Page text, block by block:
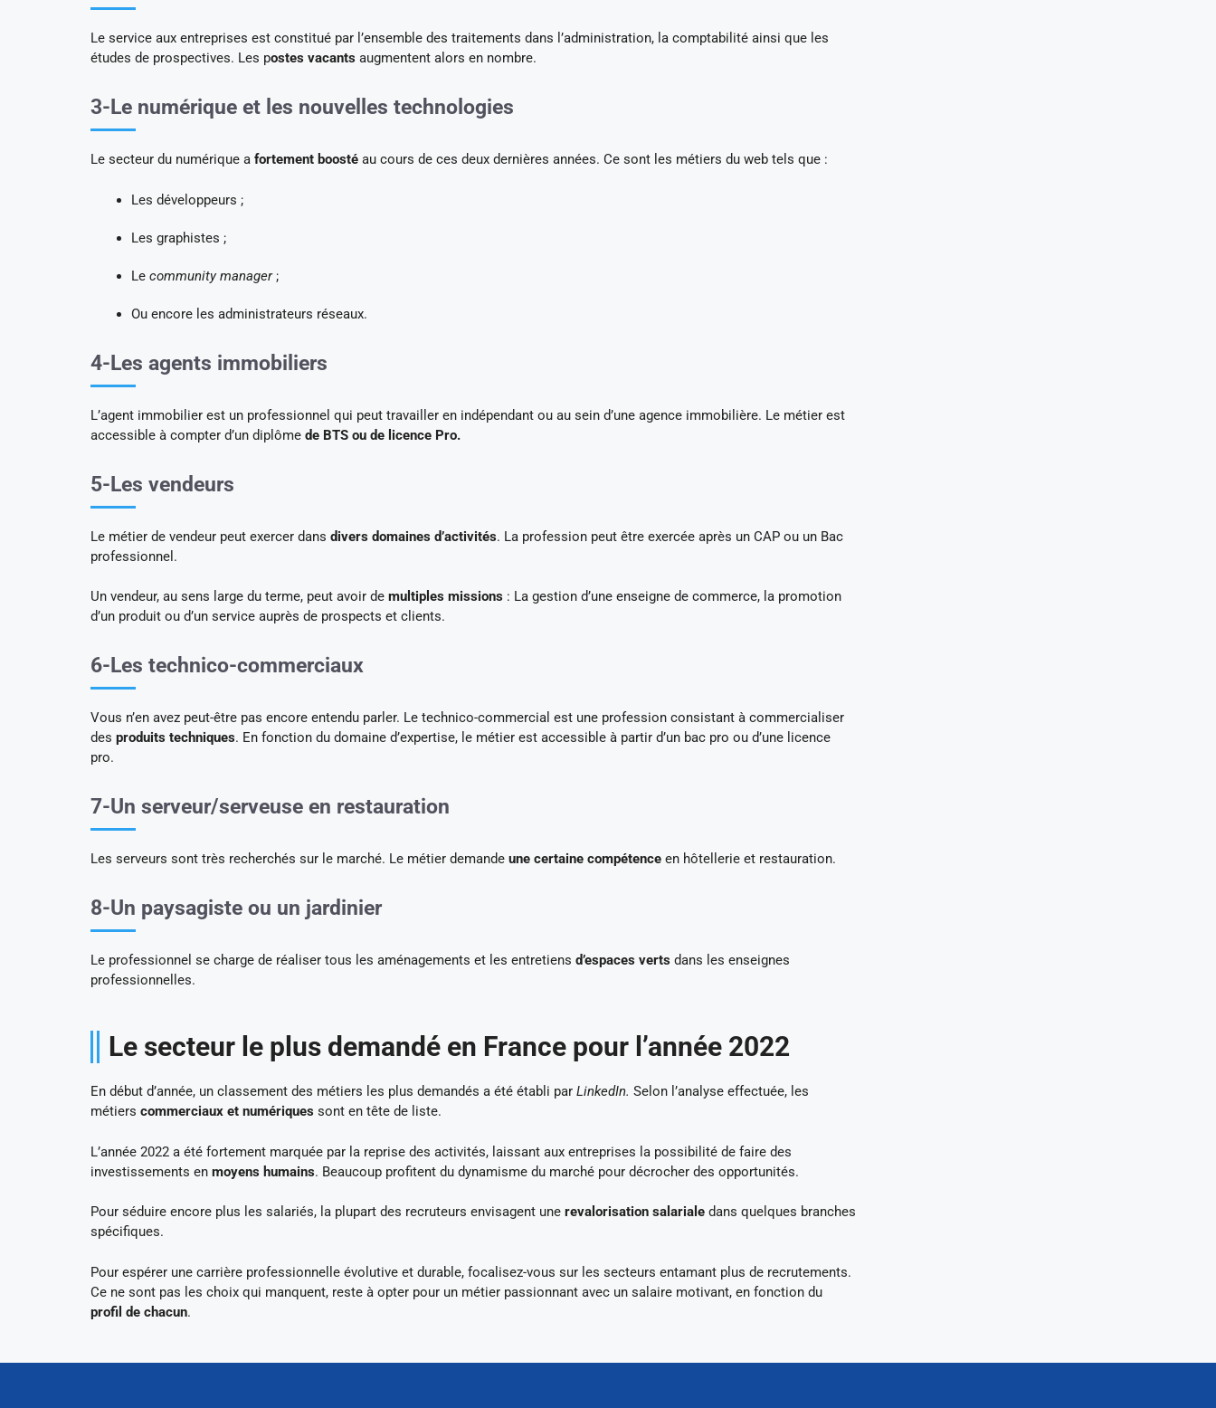
Le service aux entreprises est constitué par l’ensemble des traitements dans l’administration, la comptabilité ainsi que les
études de prospectives. Les postes vacants augmentent alors en nombre.
3-Le numérique et les nouvelles technologies
Le secteur du numérique a fortement boosté au cours de ces deux dernières années. Ce sont les métiers du web tels que :
Les développeurs ;
Les graphistes ;
Le community manager;
Ou encore les administrateurs réseaux.
4-Les agents immobiliers
L’agent immobilier est un professionnel qui peut travailler en indépendant ou au sein d’une agence immobilière. Le métier est
accessible à compter d’un diplôme de BTS ou de licence Pro.
5-Les vendeurs
Le métier de vendeur peut exercer dans divers domaines d’activités. La profession peut être exercée après un CAP ou un Bac
professionnel.
Un vendeur, au sens large du terme, peut avoir de multiples missions : La gestion d’une enseigne de commerce, la promotion
d’un produit ou d’un service auprès de prospects et clients.
6-Les technico-commerciaux
Vous n’en avez peut-être pas encore entendu parler. Le technico-commercial est une profession consistant à commercialiser
des produits techniques. En fonction du domaine d’expertise, le métier est accessible à partir d’un bac pro ou d’une licence
pro.
7-Un serveur/serveuse en restauration
Les serveurs sont très recherchés sur le marché. Le métier demande une certaine compétence en hôtellerie et restauration.
8-Un paysagiste ou un jardinier
Le professionnel se charge de réaliser tous les aménagements et les entretiens d’espaces verts dans les enseignes
professionnelles.
Le secteur le plus demandé en France pour l’année 2022
En début d’année, un classement des métiers les plus demandés a été établi par LinkedIn. Selon l’analyse effectuée, les
métiers commerciaux et numériques sont en tête de liste.
L’année 2022 a été fortement marquée par la reprise des activités, laissant aux entreprises la possibilité de faire des
investissements en moyens humains. Beaucoup profitent du dynamisme du marché pour décrocher des opportunités.
Pour séduire encore plus les salariés, la plupart des recruteurs envisagent une revalorisation salariale dans quelques branches
spécifiques.
Pour espérer une carrière professionnelle évolutive et durable, focalisez-vous sur les secteurs entamant plus de recrutements.
Ce ne sont pas les choix qui manquent, reste à opter pour un métier passionnant avec un salaire motivant, en fonction du
profil de chacun.